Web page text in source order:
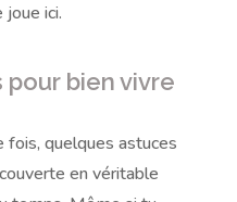
joue ici.
bien vivre
fois, quelques astuces
en véritable